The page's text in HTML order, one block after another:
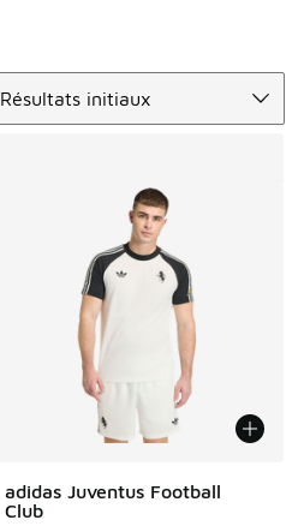
Résultats initiaux
adidas Juventus Football
Club